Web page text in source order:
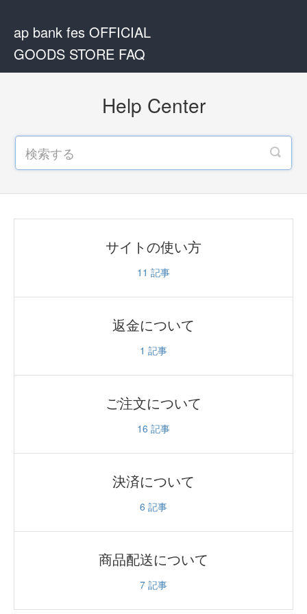
ap bank fes OFFICIAL
GOODS STORE FAQ
Help Center
サイトの使い方
11 記事
返金について
1 記事
ご注文について
16 記事
決済について
6 記事
商品配送について
7 記事